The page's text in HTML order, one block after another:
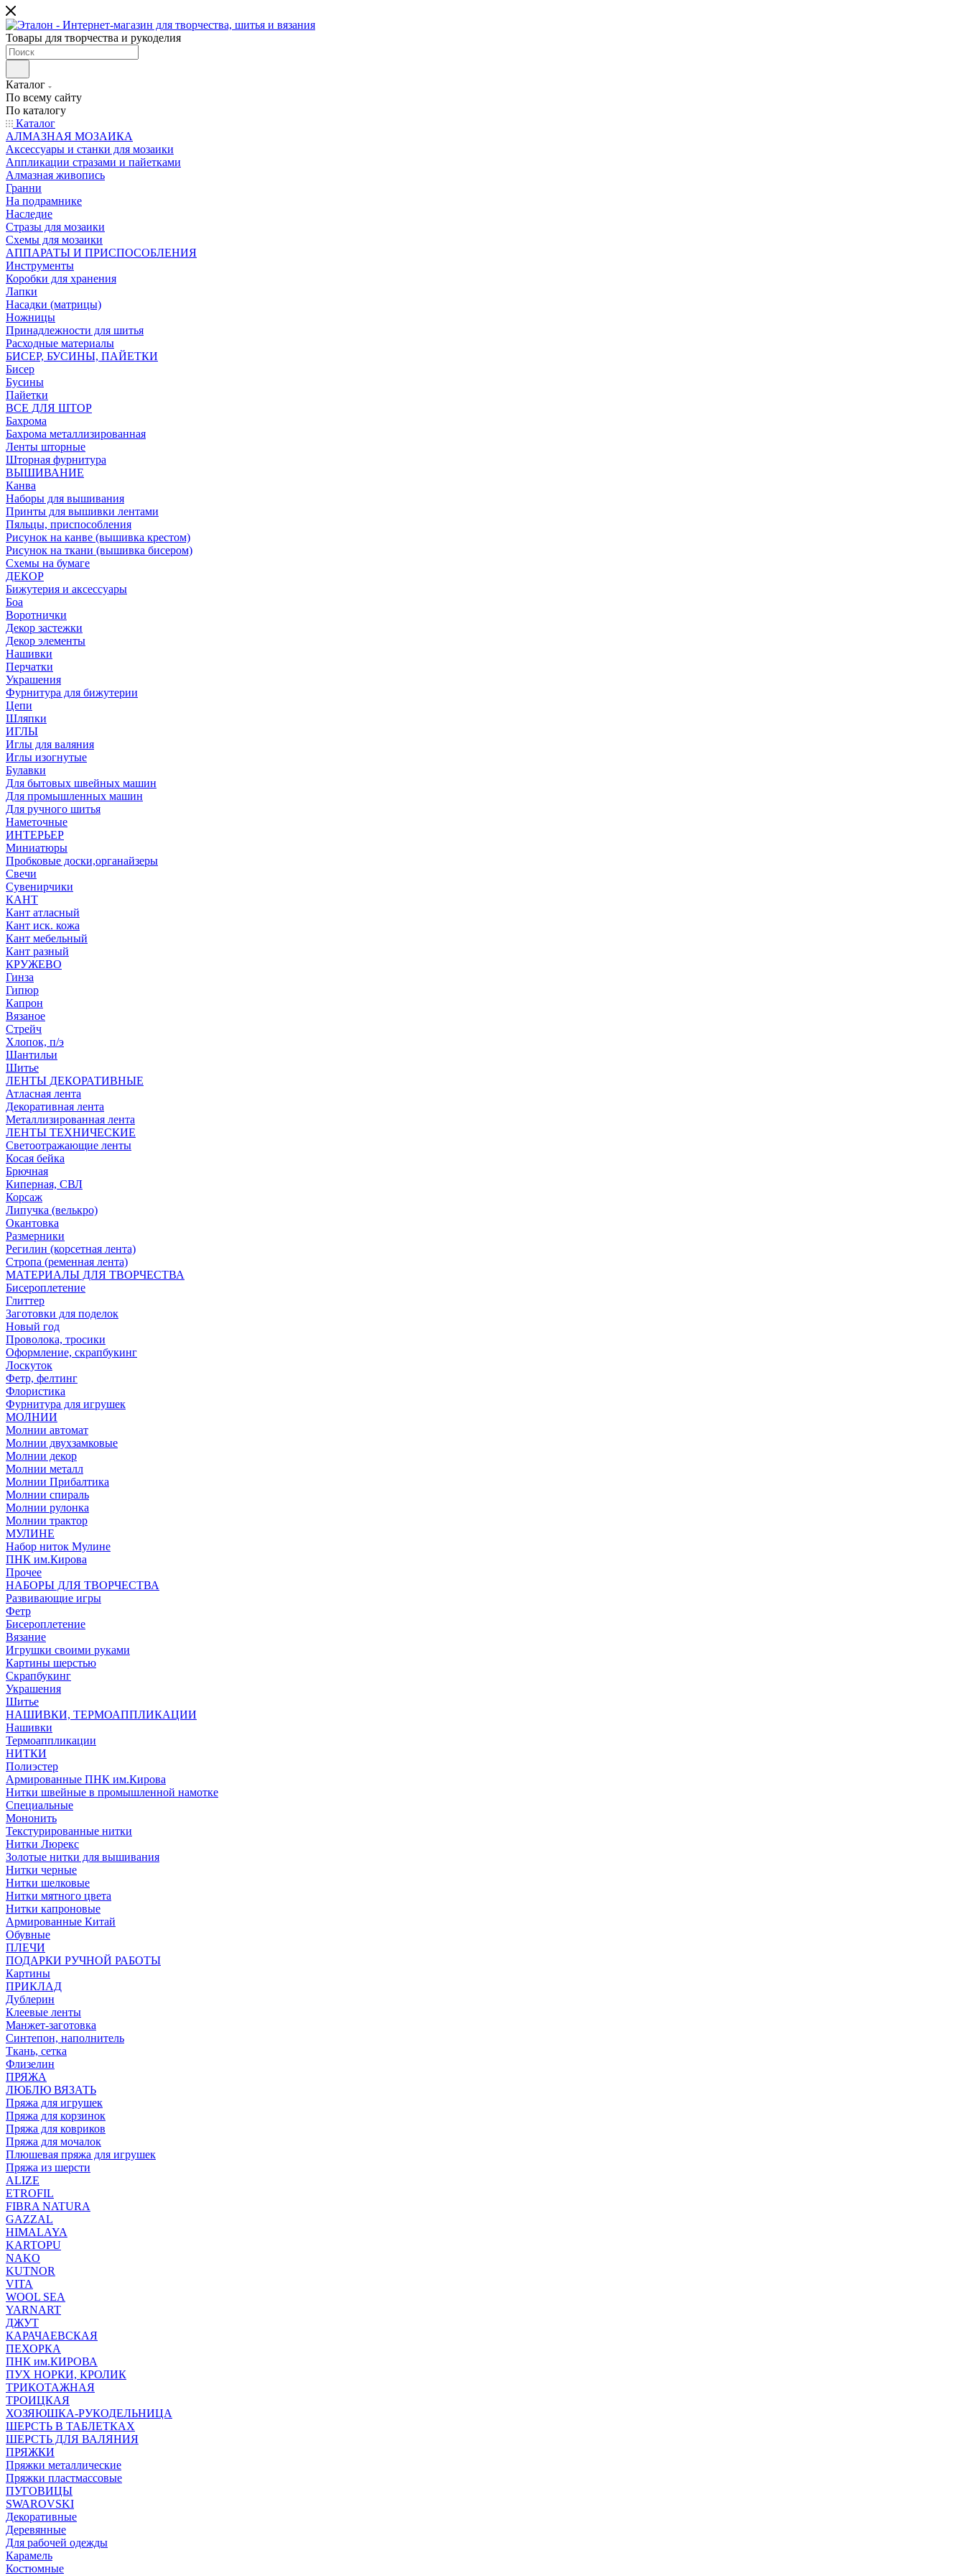
Товары для творчества и рукоделия
Каталог
По всему сайту
По каталогу
Каталог
АЛМАЗНАЯ МОЗАИКА
Аксессуары и станки для мозаики
Аппликации стразами и пайетками
Алмазная живопись
Гранни
На подрамнике
Наследие
Стразы для мозаики
Схемы для мозаики
АППАРАТЫ И ПРИСПОСОБЛЕНИЯ
Инструменты
Коробки для хранения
Лапки
Насадки (матрицы)
Ножницы
Принадлежности для шитья
Расходные материалы
БИСЕР, БУСИНЫ, ПАЙЕТКИ
Бисер
Бусины
Пайетки
ВСЕ ДЛЯ ШТОР
Бахрома
Бахрома металлизированная
Ленты шторные
Шторная фурнитура
ВЫШИВАНИЕ
Канва
Наборы для вышивания
Принты для вышивки лентами
Пяльцы, приспособления
Рисунок на канве (вышивка крестом)
Рисунок на ткани (вышивка бисером)
Схемы на бумаге
ДЕКОР
Бижутерия и аксессуары
Боа
Воротнички
Декор застежки
Декор элементы
Нашивки
Перчатки
Украшения
Фурнитура для бижутерии
Цепи
Шляпки
ИГЛЫ
Иглы для валяния
Иглы изогнутые
Булавки
Для бытовых швейных машин
Для промышленных машин
Для ручного шитья
Наметочные
ИНТЕРЬЕР
Миниатюры
Пробковые доски,органайзеры
Свечи
Сувенирчики
КАНТ
Кант атласный
Кант иск. кожа
Кант мебельный
Кант разный
КРУЖЕВО
Гинза
Гипюр
Капрон
Вязаное
Стрейч
Хлопок, п/э
Шантильи
Шитье
ЛЕНТЫ ДЕКОРАТИВНЫЕ
Атласная лента
Декоративная лента
Металлизированная лента
ЛЕНТЫ ТЕХНИЧЕСКИЕ
Светоотражающие ленты
Косая бейка
Брючная
Киперная, СВЛ
Корсаж
Липучка (велькро)
Окантовка
Размерники
Регилин (корсетная лента)
Стропа (ременная лента)
МАТЕРИАЛЫ ДЛЯ ТВОРЧЕСТВА
Бисероплетение
Глиттер
Заготовки для поделок
Новый год
Проволока, тросики
Оформление, скрапбукинг
Лоскуток
Фетр, фелтинг
Флористика
Фурнитура для игрушек
МОЛНИИ
Молнии автомат
Молнии двухзамковые
Молнии декор
Молнии металл
Молнии Прибалтика
Молнии спираль
Молнии рулонка
Молнии трактор
МУЛИНЕ
Набор ниток Мулине
ПНК им.Кирова
Прочее
НАБОРЫ ДЛЯ ТВОРЧЕСТВА
Развивающие игры
Фетр
Бисероплетение
Вязание
Игрушки своими руками
Картины шерстью
Скрапбукинг
Украшения
Шитье
НАШИВКИ, ТЕРМОАППЛИКАЦИИ
Нашивки
Термоаппликации
НИТКИ
Полиэстер
Армированные ПНК им.Кирова
Нитки швейные в промышленной намотке
Специальные
Мононить
Текстурированные нитки
Нитки Люрекс
Золотые нитки для вышивания
Нитки черные
Нитки шелковые
Нитки мятного цвета
Нитки капроновые
Армированные Китай
Обувные
ПЛЕЧИ
ПОДАРКИ РУЧНОЙ РАБОТЫ
Картины
ПРИКЛАД
Дублерин
Клеевые ленты
Манжет-заготовка
Синтепон, наполнитель
Ткань, сетка
Флизелин
ПРЯЖА
ЛЮБЛЮ ВЯЗАТЬ
Пряжа для игрушек
Пряжа для корзинок
Пряжа для ковриков
Пряжа для мочалок
Плюшевая пряжа для игрушек
Пряжа из шерсти
ALIZE
ETROFIL
FIBRA NATURA
GAZZAL
HIMALAYA
KARTOPU
NAKO
KUTNOR
VITA
WOOL SEA
YARNART
ДЖУТ
КАРАЧАЕВСКАЯ
ПЕХОРКА
ПНК им.КИРОВА
ПУХ НОРКИ, КРОЛИК
ТРИКОТАЖНАЯ
ТРОИЦКАЯ
ХОЗЯЮШКА-РУКОДЕЛЬНИЦА
ШЕРСТЬ В ТАБЛЕТКАХ
ШЕРСТЬ ДЛЯ ВАЛЯНИЯ
ПРЯЖКИ
Пряжки металлические
Пряжки пластмассовые
ПУГОВИЦЫ
SWAROVSKI
Декоративные
Деревянные
Для рабочей одежды
Карамель
Костюмные